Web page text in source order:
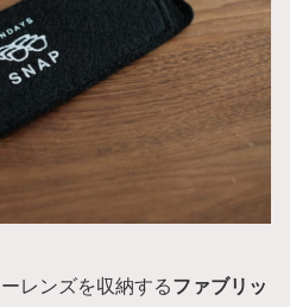
レンズを収納するファブリッ